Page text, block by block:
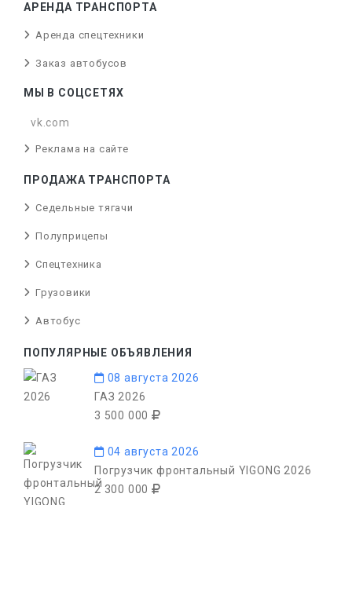
АРЕНДА ТРАНСПОРТА
Аренда спецтехники
Заказ автобусов
МЫ В СОЦСЕТЯХ
vk.com
Реклама на сайте
ПРОДАЖА ТРАНСПОРТА
Седельные тягачи
Полуприцепы
Спецтехника
Грузовики
Автобус
ПОПУЛЯРНЫЕ ОБЪЯВЛЕНИЯ
08 августа 2026
ГАЗ 2026
3 500 000
04 августа 2026
Погрузчик фронтальный YIGONG 2026
2 300 000